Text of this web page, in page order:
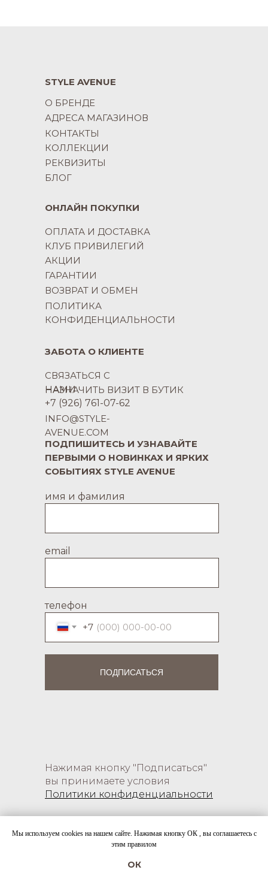
Мы используем cookies на нашем сайте. Нажимая кнопку ОК , вы соглашаетесь с
этим правилом
ОК
STYLE AVENUE
О БРЕНДЕ
АДРЕСА МАГАЗИНОВ
КОНТАКТЫ
КОЛЛЕКЦИИ
ОНЛАЙН ПОКУПКИ
ОПЛАТА И ДОСТАВКА
ВОЗВРАТ И ОБМЕН
КЛУБ ПРИВИЛЕГИЙ
АКЦИИ
ГАРАНТИИ
ЗАБОТА О КЛИЕНТЕ
СВЯЗАТЬСЯ С
НАМИ
НАЗНАЧИТЬ ВИЗИТ В БУТИК
ПОЛИТИКА
КОНФИДЕНЦИАЛЬНОСТИ
+7 (926) 761-07-62
INFO@STYLE-
AVENUE.COM
РЕКВИЗИТЫ
имя и фамилия
email
телефон
+7
ПОДПИСАТЬСЯ
Нажимая кнопку "Подписаться"
вы принимаете условия
Политики конфиденциальности
ПОДПИШИТЕСЬ И УЗНАВАЙТЕ
ПЕРВЫМИ О НОВИНКАХ И ЯРКИХ
СОБЫТИЯХ STYLE AVENUE
БЛОГ